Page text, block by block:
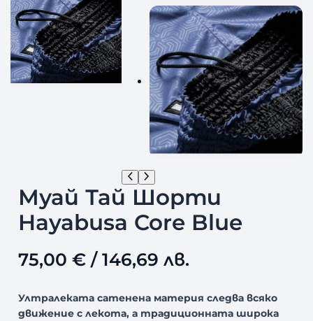
Муай Тай Шорти
Hayabusa Core Blue
75,00 €/ 146,69 лв.
Ултралеката сатенена материя следва всяко
движение с лекота, а традиционната широка